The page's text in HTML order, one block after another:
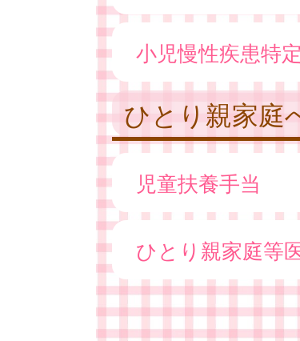
小児慢性疾患特
ひとり親家庭
児童扶養手当
ひとり親家庭等